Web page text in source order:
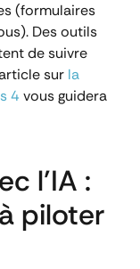
(formulaires
Des outils
de suivre
sur la
4 vous guidera
l’IA :
piloter